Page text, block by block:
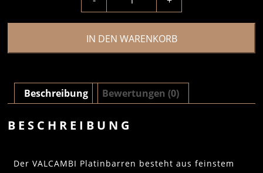
IN DEN WARENKORB
Beschreibung Bewertungen (0)
BESCHREIBUNG
Der VALCAMBI Platinbarren besteht aus feinstem